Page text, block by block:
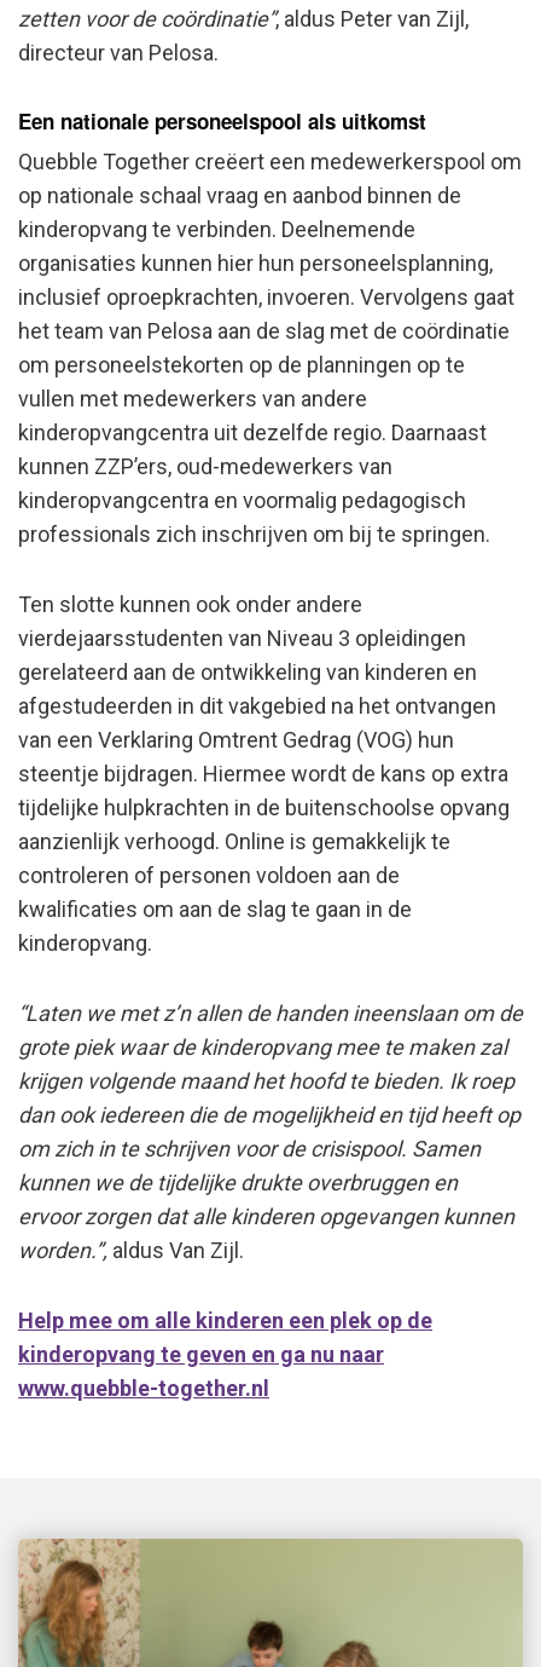
Zoeken op
Quebble
zetten voor de coördinatie”, aldus Peter van Zijl,
directeur van Pelosa.
Een nationale personeelspool als uitkomst
Quebble Together creëert een medewerkerspool om
op nationale schaal vraag en aanbod binnen de
kinderopvang te verbinden. Deelnemende
organisaties kunnen hier hun personeelsplanning,
inclusief oproepkrachten, invoeren. Vervolgens gaat
het team van Pelosa aan de slag met de coördinatie
om personeelstekorten op de planningen op te
vullen met medewerkers van andere
kinderopvangcentra uit dezelfde regio. Daarnaast
kunnen ZZP’ers, oud-medewerkers van
kinderopvangcentra en voormalig pedagogisch
professionals zich inschrijven om bij te springen.
Ten slotte kunnen ook onder andere
vierdejaarsstudenten van Niveau 3 opleidingen
gerelateerd aan de ontwikkeling van kinderen en
afgestudeerden in dit vakgebied na het ontvangen
van een Verklaring Omtrent Gedrag (VOG) hun
steentje bijdragen. Hiermee wordt de kans op extra
tijdelijke hulpkrachten in de buitenschoolse opvang
aanzienlijk verhoogd. Online is gemakkelijk te
controleren of personen voldoen aan de
kwalificaties om aan de slag te gaan in de
kinderopvang.
“Laten we met z’n allen de handen ineenslaan om de
grote piek waar de kinderopvang mee te maken zal
krijgen volgende maand het hoofd te bieden. Ik roep
dan ook iedereen die de mogelijkheid en tijd heeft op
om zich in te schrijven voor de crisispool. Samen
kunnen we de tijdelijke drukte overbruggen en
ervoor zorgen dat alle kinderen opgevangen kunnen
worden.”, aldus Van Zijl.
Help mee om alle kinderen een plek op de
kinderopvang te geven en ga nu naar
www.quebble-together.nl